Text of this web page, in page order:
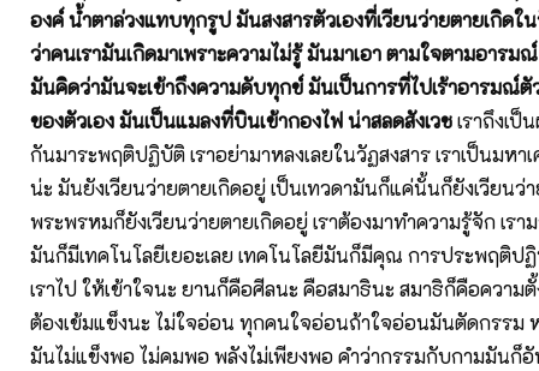
องค์ น้ำตาล่วงแทบทุกรูป มันสงสารตัวเองที่เวียนว่ายตายเกิดใน
ว่าคนเรามันเกิดมาเพราะความไม่รู้ มันมาเอา ตามใจตามอารม
มันคิดว่ามันจะเข้าถึงความดับทุกข์ มันเป็นการที่ไปเร้าอารมณ์ตัว
ของตัวเอง มันเป็นแมลงที่บินเข้ากองไฟ น่าสลดสังเวชเราถึงเป็
กันมาระพฤติปฏิบัติ เราอย่ามาหลงเลยในวัฏสงสาร เราเป็นมห
น่ะ มันยังเวียนว่ายตายเกิดอยู่ เป็นเทวดามันก็แค่นั้นก็ยังเวียนว่
พระพรหมก็ยังเวียนว่ายตายเกิดอยู่ เราต้องมาทำความรู้จัก เร
มันก็มีเทคโนโลยีเยอะเลย เทคโนโลยีมันก็มีคุณ การประพฤติป
เราไป ให้เข้าใจนะ ยานก็คือศีลนะ คือสมาธินะ สมาธิก็คือควา
ต้องเข้มแข็งนะ ไม่ใจอ่อน ทุกคนใจอ่อนถ้าใจอ่อนมันตัดกรรม
มันไม่แข็งพอ ไม่คมพอ พลังไม่เพียงพอ คำว่ากรรมกับกามมันก็